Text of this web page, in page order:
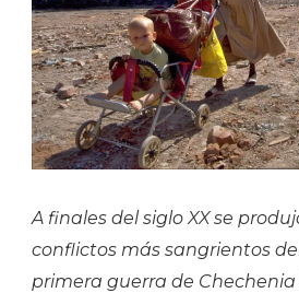
A finales del siglo XX se
conflictos más sangrientos del
primera guerra de